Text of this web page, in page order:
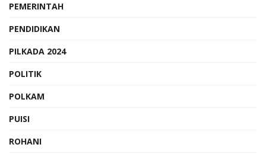
PEMERINTAH
PENDIDIKAN
PILKADA 2024
POLITIK
POLKAM
PUISI
ROHANI